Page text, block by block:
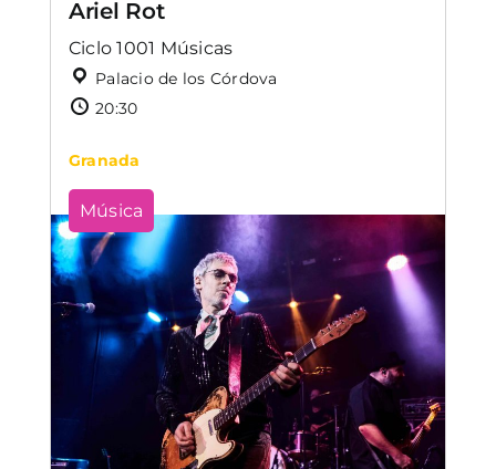
Ariel Rot
Ciclo 1001 Músicas
Palacio de los Córdova
20:30
Granada
Música